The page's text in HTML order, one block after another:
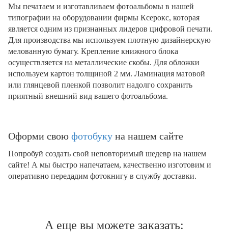
Мы печатаем и изготавливаем фотоальбомы в нашей
типографии на оборудовании фирмы Ксерокс, которая
является одним из признанных лидеров цифровой печати.
Для производства мы используем плотную дизайнерскую
мелованную бумагу. Крепление книжного блока
осуществляется на металлические скобы. Для обложки
используем картон толщиной 2 мм. Ламинация матовой
или глянцевой пленкой позволит надолго сохранить
приятный внешний вид вашего фотоальбома.
Оформи свою фотобуку на нашем сайте
Попробуй создать свой неповторимый шедевр на нашем
сайте! А мы быстро напечатаем, качественно изготовим и
оперативно передадим фотокнигу в службу доставки.
А еще вы можете заказать: